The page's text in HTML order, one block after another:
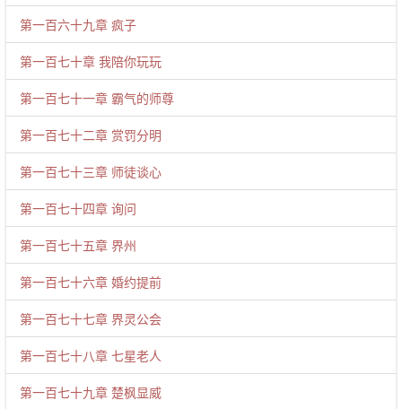
第一百六十九章 疯子
第一百七十章 我陪你玩玩
第一百七十一章 霸气的师尊
第一百七十二章 赏罚分明
第一百七十三章 师徒谈心
第一百七十四章 询问
第一百七十五章 界州
第一百七十六章 婚约提前
第一百七十七章 界灵公会
第一百七十八章 七星老人
第一百七十九章 楚枫显威